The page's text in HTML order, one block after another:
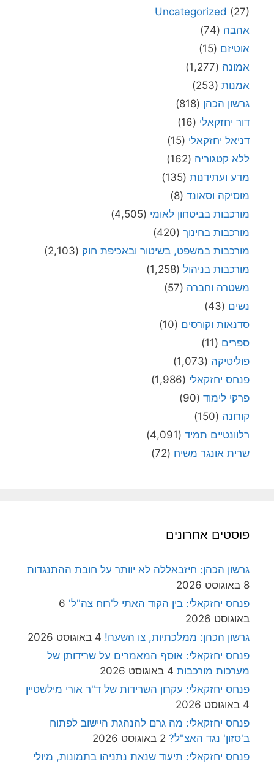
Uncategorized (27)
אהבה (74)
אוטיזם (15)
אמונה (1,277)
אמנות (253)
גרשון הכהן (818)
דור יחזקאלי (16)
דניאל יחזקאלי (15)
ללא קטגוריה (162)
מדע ועתידנות (135)
מוסיקה וסאונד (8)
מורכבות בביטחון לאומי (4,505)
מורכבות בחינוך (420)
מורכבות במשפט, בשיטור ובאכיפת חוק (2,103)
מורכבות בניהול (1,258)
משטרה וחברה (57)
נשים (43)
סדנאות וקורסים (10)
ספרים (11)
פוליטיקה (1,073)
פנחס יחזקאלי (1,986)
פרקי לימוד (90)
קורונה (150)
רלוונטיים תמיד (4,091)
שרית אונגר משיח (72)
פוסטים אחרונים
גרשון הכהן: חיזבאללה לא יוותר על חובת ההתנגדות
8 באוגוסט 2026
פנחס יחזקאלי: בין הקוד האתי ל'רוח צה"ל' 6
באוגוסט 2026
גרשון הכהן: ממלכתיות, צו השעה! 4 באוגוסט 2026
פנחס יחזקאלי: אוסף המאמרים על שרידותן של
מערכות מורכבות 4 באוגוסט 2026
פנחס יחזקאלי: עקרון השרידות של ד"ר אורי מילשטיין
4 באוגוסט 2026
פנחס יחזקאלי: מה גרם להנהגת היישוב לפתוח
ב'סזון' נגד האצ"ל? 2 באוגוסט 2026
פנחס יחזקאלי: תיעוד שנאת נתניהו בתמונות, מיולי